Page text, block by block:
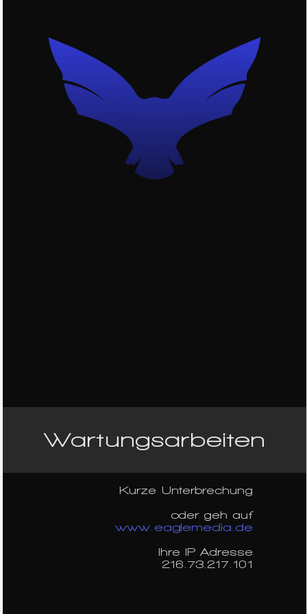
Wartungsarbeiten
Kurze Unterbrechung
oder geh auf
www.eaglemedia.de
Ihre IP Adresse
216.73.217.101